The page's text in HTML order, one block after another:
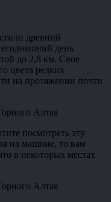
древний
день
до 2,8 км. Свое
цвета редких
на протяжении почти
посмотреть эту
на машине, то вам
в некоторых местах